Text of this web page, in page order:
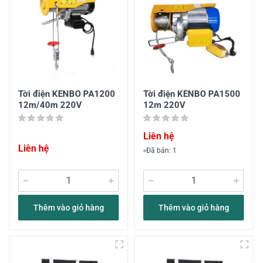
Tời điện KENBO PA1200
12m/40m 220V
Liên hệ
Thêm vào giỏ hàng
Tời điện KENBO PA1500
12m 220V
Liên hệ
Đã bán: 1
Thêm vào giỏ hàng